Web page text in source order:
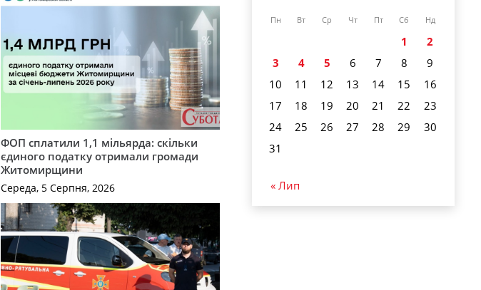
ФОП сплатили 1,1 мільярда: скільки
єдиного податку отримали громади
Житомирщини
Середа, 5 Серпня, 2026
Пн Вт Ср Чт Пт Сб Нд
1
2
3
4 5 6 7 8
9
10
11 12 13 14 15
16
17
18 19 20 21 22
23
24
25 26 27 28 29
30
31
« Лип